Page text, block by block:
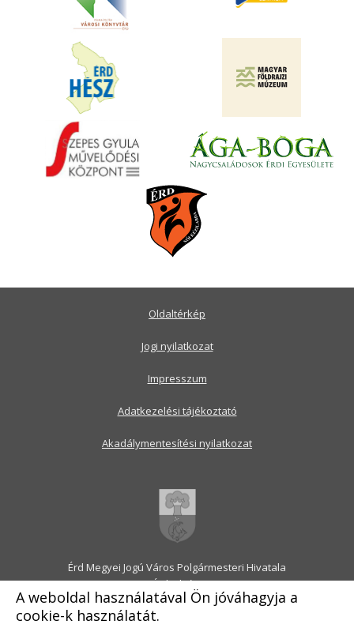
A weboldal használatával Ön jóváhagyja a
cookie-k használatát.
Érd Megyei Jogú Város Polgármesteri Hivatala
2030 Érd, Alsó utca 1.
Levélcím: 2031 Érd, Pf.: 31
E-mail:onkormanyzat@erd.hu
Oldaltérkép
Jogi nyilatkozat
Impresszum
Adatkezelési tájékoztató
Akadálymentesítési nyilatkozat